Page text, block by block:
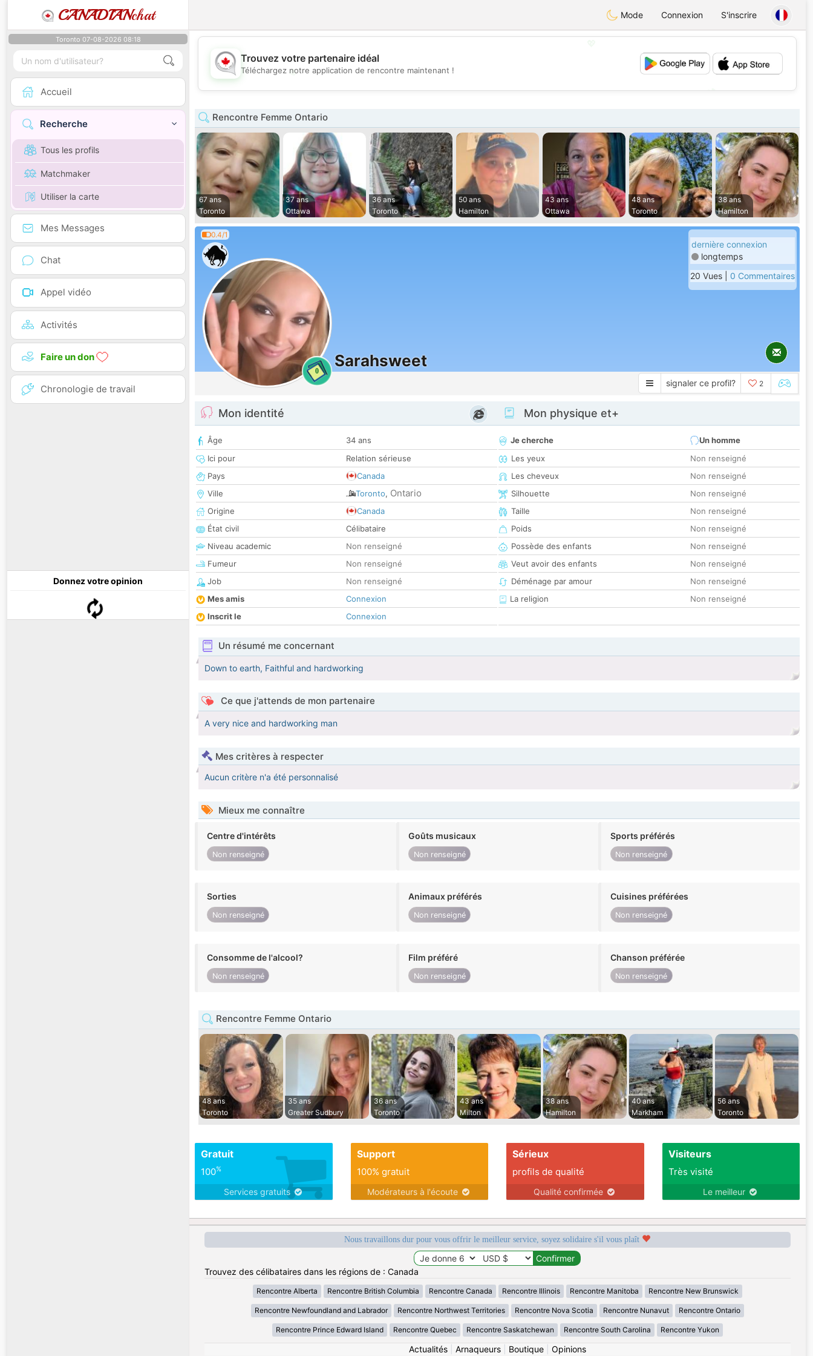
CANADIANchat Mode Connexion S'inscrire
Toronto 07-08-2026 08:18
Accueil
Recherche
Tous les profils
Matchmaker
Utiliser la carte
Mes Messages
Chat
Appel vidéo
Activités
Faire un don
Chronologie de travail
Donnez votre opinion
💕
Trouvez votre partenaire idéal
Téléchargez notre application de rencontre maintenant !
Rencontre Femme Ontario
67 ans
Toronto
37 ans
Ottawa
36 ans
Toronto
50 ans
Hamilton
43 ans
Ottawa
48 ans
Toronto
38 ans
Hamilton
0.4/1
0
Sarahsweet
dernière connexion
longtemps
20 Vues | 0 Commentaires
signaler ce profil? 2
Mon identité
Âge
34 ans
Ici pour
Relation sérieuse
Pays
Canada
Ville
Toronto, Ontario
Origine
Canada
État civil
Célibataire
Niveau academic
Non renseigné
Fumeur
Non renseigné
Job
Non renseigné
Mes amis
Connexion
Inscrit le
Connexion
Mon physique et+
Je cherche
Un homme
Les yeux
Non renseigné
Les cheveux
Non renseigné
Silhouette
Non renseigné
Taille
Non renseigné
Poids
Non renseigné
Possède des enfants
Non renseigné
Veut avoir des enfants
Non renseigné
Déménage par amour
Non renseigné
La religion
Non renseigné
Un résumé me concernant
Down to earth, Faithful and hardworking
Ce que j'attends de mon partenaire
A very nice and hardworking man
Mes critères à respecter
Aucun critère n'a été personnalisé
Mieux me connaître
Centre d'intérêts
Non renseigné
Goûts musicaux
Non renseigné
Sports préférés
Non renseigné
Sorties
Non renseigné
Animaux préférés
Non renseigné
Cuisines préférées
Non renseigné
Consomme de l'alcool?
Non renseigné
Film préféré
Non renseigné
Chanson préférée
Non renseigné
Rencontre Femme Ontario
48 ans
Toronto
35 ans
Greater Sudbury
36 ans
Toronto
43 ans
Milton
38 ans
Hamilton
40 ans
Markham
56 ans
Toronto
Gratuit
100%
Services gratuits
Support
100% gratuit
Modérateurs à l'écoute
Sérieux
profils de qualité
Qualité confirmée
Visiteurs
Très visité
Le meilleur
Nous travaillons dur pour vous offrir le meilleur service, soyez solidaire s'il vous plaît
Trouvez des célibataires dans les régions de : Canada
Rencontre Alberta Rencontre British Columbia Rencontre Canada Rencontre Illinois Rencontre Manitoba Rencontre New Brunswick
Rencontre Newfoundland and Labrador Rencontre Northwest Territories Rencontre Nova Scotia Rencontre Nunavut Rencontre Ontario
Rencontre Prince Edward Island Rencontre Quebec Rencontre Saskatchewan Rencontre South Carolina Rencontre Yukon
Actualités| Arnaqueurs| Boutique| Opinions